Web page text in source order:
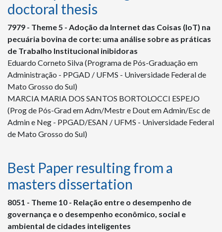
doctoral thesis
7979 - Theme 5 - Adoção da Internet das Coisas (IoT) na
pecuária bovina de corte: uma análise sobre as práticas
de Trabalho Institucional inibidoras
Eduardo Corneto Silva (Programa de Pós-Graduação em
Administração - PPGAD / UFMS - Universidade Federal de
Mato Grosso do Sul)
MARCIA MARIA DOS SANTOS BORTOLOCCI ESPEJO
(Prog de Pós-Grad em Adm/Mestr e Dout em Admin/Esc de
Admin e Neg - PPGAD/ESAN / UFMS - Universidade Federal
de Mato Grosso do Sul)
Best Paper resulting from a
masters dissertation
8051 - Theme 10 - Relação entre o desempenho de
governança e o desempenho econômico, social e
ambiental de cidades inteligentes